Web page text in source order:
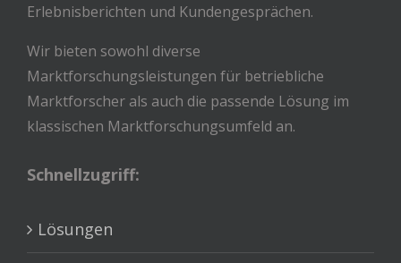
Erlebnisberichten und Kundengesprächen.
Wir bieten sowohl diverse
Marktforschungsleistungen für betriebliche
Marktforscher als auch die passende Lösung im
klassischen Marktforschungsumfeld an.
Schnellzugriff:
Lösungen